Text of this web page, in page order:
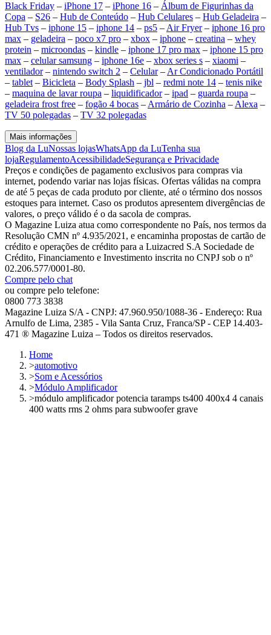
Black Friday – iPhone 17 – iPhone 16 – Álbum de Figurinhas da
Copa – S26 – Hub de Conteúdo – Hub Celulares – Hub Geladeira –
Hub Tvs – iphone 15 – iphone 14 – ps5 – Air Fryer– iphone 16 pro
max – geladeira – poco x7 pro – xbox – iphone – creatina – whey
protein – microondas – kindle – iphone 17 pro max – iphone 15 pro
max – celular samsung – iphone 16e – xbox series s – xiaomi –
ventilador– nintendo switch 2 – Celular– Ar Condicionado Portátil
– tablet – Bicicleta – Body Splash – jbl – redmi note 14 – tenis nike
– maquina de lavar roupa – liquidificador– ipad – guarda roupa –
geladeira frost free – fogão 4 bocas – Armário de Cozinha – Alexa –
TV 50 polegadas – TV 32 polegadas
Mais informações
Blog da LuNossas lojasWhatsApp da LuTenha sua
lojaRegulamentoAcessibilidadeSegurança e Privacidade
Preços e condições de pagamento exclusivos para compras via
internet, podendo variar nas lojas físicas. Ofertas válidas na compra
de até 5 peças de cada produto por cliente, até o término dos nossos
estoques para internet. Caso os produtos apresentem divergências de
valores, o preço válido é o da sacola de compras.
O Magazine Luiza atua como correspondente no País, nos termos da
Resolução CMN nº 4.935/2021, e encaminha propostas de cartão de
crédito e operações de crédito para a Luizacred S.A Sociedade de
Crédito, Financiamento e Investimento inscrita no CNPJ sob o nº
02.206.577/0001-80.
Compre pelo chat
ou compre pelo telefone:
0800 773 3838
Magazine Luiza S/A - CNPJ: 47.960.950/1088-36 - Endereço: Rua
Arnulfo de Lima, 2385 - Vila Santa Cruz, Franca/SP - CEP 14.403-
471 ® Magazine Luiza – Todos os direitos reservados.
Home
>automotivo
>Som e Acessórios
>Módulo Amplificador
>módulo amplificador potencia taramps ts400 400x4 4 canais
400 watts rms 2 ohms para subwoofer grave